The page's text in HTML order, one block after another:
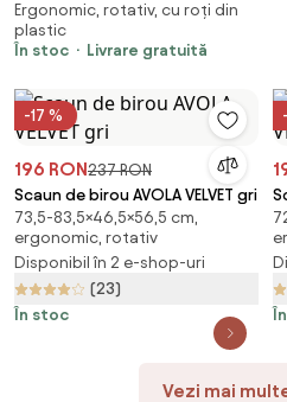
ergonomic, cotiere 6D, suport
lombar dinamic, spătar reglabil
înălțime, tetieră 2D, suport
multifunctional
inclinare/blocare, pivotant,
Ergonomic, rotativ, cu roți din
plastic
În stoc
Livrare gratuită
-17 %
196 RON237 RON
Scaun de birou AVOLA VELVET gri
73,5-83,5×46,5×56,5 cm,
ergonomic, rotativ
Disponibil în 2 e-shop-uri
(23)
În stoc
Vezi mai